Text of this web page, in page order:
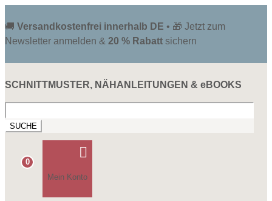
🚚 Versandkostenfrei innerhalb DE • 🎁 Jetzt zum
Newsletter anmelden & 20 % Rabatt sichern
SCHNITTMUSTER, NÄHANLEITUNGEN & eBOOKS
nach:
0

Mein Konto